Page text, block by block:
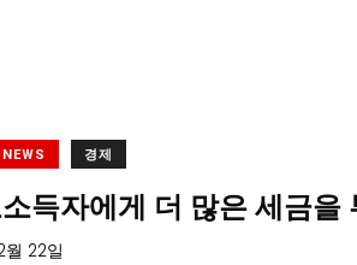
경제
득자에게 더 많은 세금을
월 22일